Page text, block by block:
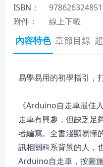
ISBN：
附件：
線上下載
內容特色 章節目錄
易學易用的初學指引，
《Arduino自走車最佳
走車有興趣，但缺乏足
者編寫。全書淺顯易懂
訊相關科系背景的人，
Arduino自走車，按圖施